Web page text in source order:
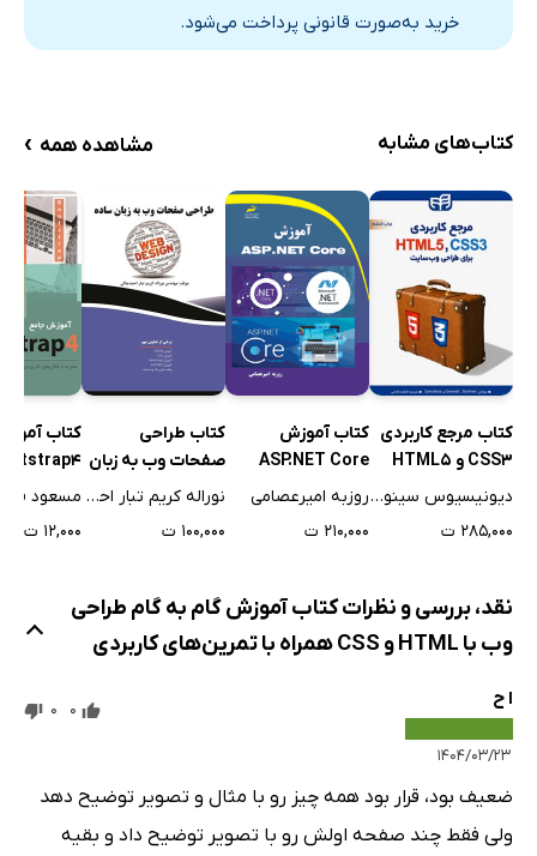
کار با رنگ‌ها در CSS
فونت و متن در css
white-space
font-face@
list-style
تعریف فلکس باکس یا Flexbox
Grid Layout
Box Model
Position
border
background
transform
transition
animation
خرید به‌صورت قانونی پرداخت می‌شود.
کتاب‌های مشابه مشاهده همه ›
کتاب مرجع کاربردی
CSS3 و HTML5
برای طراحی وب
دیونیسیوس سینودینوس
۲۸۵,۰۰۰ ت
کتاب آموزش
ASP.NET Core
روزبه امیرعصامی
۲۱۰,۰۰۰ ت
کتاب طراحی
صفحات وب به زبان
ساده
نوراله کریم تبار احمدچالی
۱۰۰,۰۰۰ ت
کتاب
مسعود
۱۲,۰۰۰ ت
نقد، بررسی و نظرات کتاب آموزش گام به گام طراحی
وب با HTML و CSS همراه با تمرین‌های کاربردی
ا ح
۱۴۰۴/۰۳/۲۳
0
0
ضعیف بود، قرار بود همه چیز رو با مثال و تصویر توضیح دهد
ولى فقط چند صفحه اولش رو با تصویر توضیح داد و بقیه